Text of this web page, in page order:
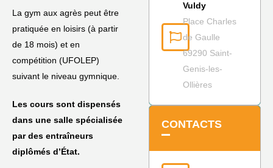
La gym aux agrès peut être
pratiquée en loisirs (à partir
de 18 mois) et en
compétition (UFOLEP)
suivant le niveau gymnique.
Les cours sont dispensés
dans une salle spécialisée
par des entraîneurs
diplômés d’État.
Vuldy
Place Charles
de Gaulle
69290 Saint-
Genis-les-
Ollières
CONTACTS